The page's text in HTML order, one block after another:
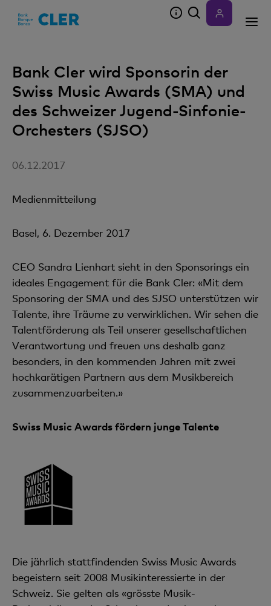
Bank Cler wird Sponsorin der
Swiss Music Awards (SMA) und
des Schweizer Jugend-Sinfonie-
Orchesters (SJSO)
06.12.2017
Medienmitteilung
Basel, 6. Dezember 2017
CEO Sandra Lienhart sieht in den Sponsorings ein
ideales Engagement für die Bank Cler: «Mit dem
Sponsoring der SMA und des SJSO unterstützen wir
Talente, ihre Träume zu verwirklichen. Wir sehen die
Talentförderung als Teil unserer gesellschaftlichen
Verantwortung und freuen uns deshalb ganz
besonders, in den kommenden Jahren mit zwei
hochkarätigen Partnern aus dem Musikbereich
zusammenzuarbeiten.»
Swiss Music Awards fördern junge Talente
Die jährlich stattfindenden Swiss Music Awards
begeistern seit 2008 Musikinteressierte in der
Schweiz. Sie gelten als «grösste Musik-